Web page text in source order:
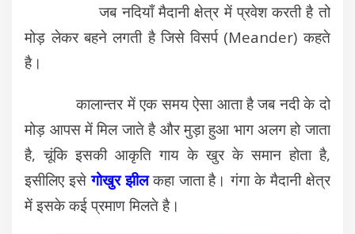
जब नदियाँ मैदानी क्षेत्र में प्रवेश करती है तो
मोड़ लेकर बहने लगती है जिसे विसर्प (Meander) कहते
है।
कालान्तर में एक समय ऐसा आता है जब नदी के दो
मोड़ आपस में मिल जाते है और मुड़ा हुआ भाग अलग हो जाता
है, चूंकि इसकी आकृति गाय के खुर के समान होता है,
इसीलिए इसे गोखुर झील कहा जाता है। गंगा के मैदानी क्षेत्र
में इसके कई प्रमाण मिलते है।